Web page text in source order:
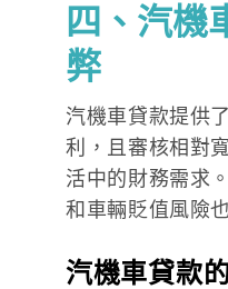
四、汽機
弊
汽機車貸款提供
利，且審核相對
活中的財務需求
和車輛貶值風險
汽機車貸款